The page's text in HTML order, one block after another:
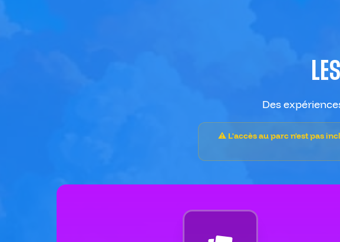
LES
Des
⚠️ L'accès au parc n'est pas